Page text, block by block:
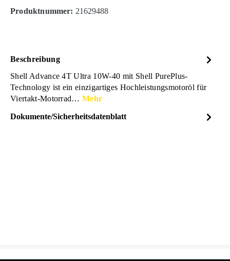
Produktnummer: 21629488
Beschreibung
Shell Advance 4T Ultra 10W-40 mit Shell PurePlus-
Technology ist ein einzigartiges Hochleistungsmotoröl für
Viertakt-Motorrad…Mehr
Dokumente/Sicherheitsdatenblatt